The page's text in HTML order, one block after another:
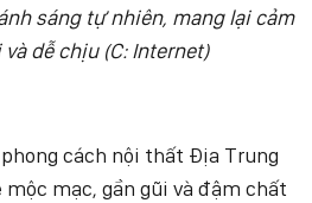
sáng tự nhiên, mang lại cảm
dễ chịu (C: Internet)
cách nội thất Địa Trung
mạc, gần gũi và đậm chất